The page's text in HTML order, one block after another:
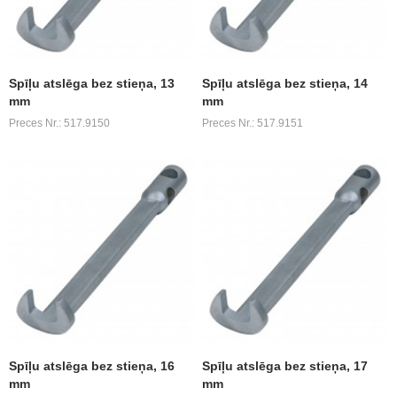
Spīļu atslēga bez stieņa, 13
mm
Preces Nr.: 517.9150
Spīļu atslēga bez stieņa, 14
mm
Preces Nr.: 517.9151
Spīļu atslēga bez stieņa, 16
mm
Spīļu atslēga bez stieņa, 17
mm